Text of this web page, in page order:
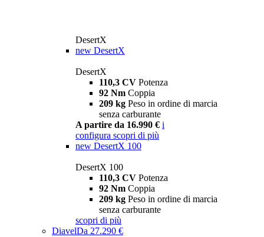
DesertX
new DesertX
DesertX
110,3 CV Potenza
92 Nm Coppia
209 kg Peso in ordine di marcia
senza carburante
A partire da 16.990 € i
configura scopri di più
new DesertX 100
DesertX 100
110,3 CV Potenza
92 Nm Coppia
209 kg Peso in ordine di marcia
senza carburante
scopri di più
DiavelDa 27.290 €